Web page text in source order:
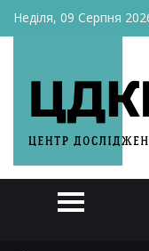
Неділя, 09 Серпня